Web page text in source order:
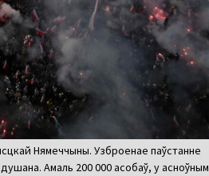
Нямеччыны. Узброенае паўстанне
Амаль 200 000 асобаў, у асноўным